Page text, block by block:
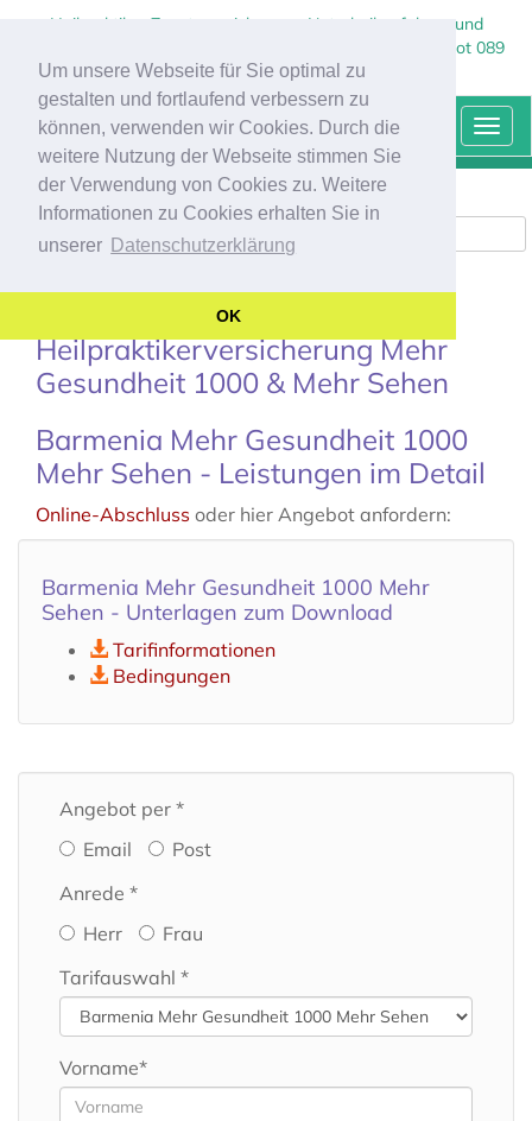
Um unsere Webseite für Sie optimal zu
gestalten und fortlaufend verbessern zu
können, verwenden wir Cookies. Durch die
weitere Nutzung der Webseite stimmen Sie
der Verwendung von Cookies zu. Weitere
Informationen zu Cookies erhalten Sie in
unserer Datenschutzerklärung
OK
Heilpraktiker Zusatzversicherung, Naturheilverfahren und
Sehhilfen - Kostenlose, individuelle Beratung und Angebot 089
237 132 90 Agentur Marco Kraus
HEILPRAKTIKERZUSATZ-VERSICHERUNG
Beitragsrechner öffnen
Heilpraktikerversicherung Mehr
Gesundheit 1000 & Mehr Sehen
Barmenia Mehr Gesundheit 1000
Mehr Sehen - Leistungen im Detail
Online-Abschluss oder hier Angebot anfordern:
Barmenia Mehr Gesundheit 1000 Mehr
Sehen - Unterlagen zum Download
Tarifinformationen
Bedingungen
Angebot per *
Email
Post
Anrede *
Herr
Frau
Tarifauswahl *
Vorname*